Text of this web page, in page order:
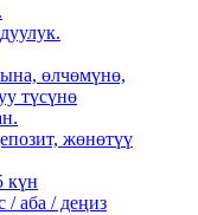
өлчөмүнө,
түсүнө
жөнөтүү
күн
аба / деңиз